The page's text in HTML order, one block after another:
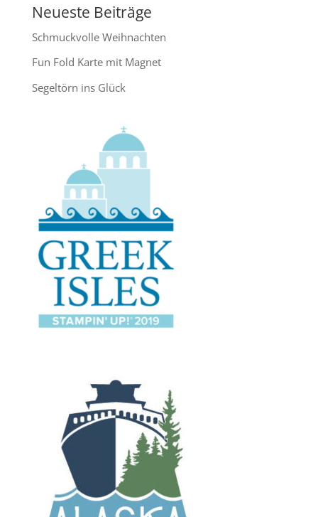
Neueste Beiträge
Schmuckvolle Weihnachten
Fun Fold Karte mit Magnet
Segeltörn ins Glück